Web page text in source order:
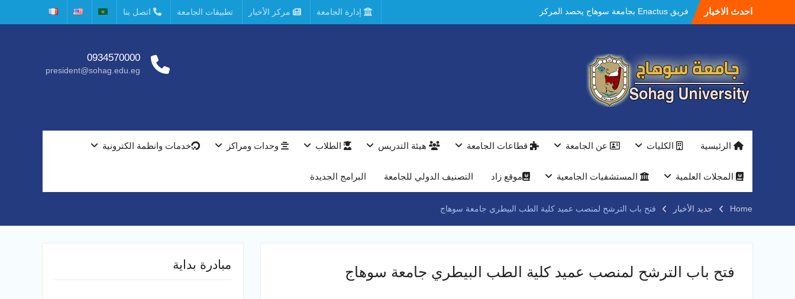
احدث الاخبار
مستشفيات سوهاج الجامعية تحقق إنجازًا طبيًا
جديدًا و تنجح في علاج 3 حالات أكالازيا بتقنية
التهنئة عقب توليه مهام منصبه ويشيد بجهود
رجال الشرطه
بجهاز ذكي لتوفير المياه ..جامعة سوهاج تشارك
بمعرض الاكاديمية العسكريه علي هامش
والخدمية بجامعة سوهاج الجديدة
فى أولى أيام المرحلة الأولى للتنسيق
الاول في الابتكار وتمكين المراة والمركز الثاني
إدارة الجامعة مركز الأخبار تطبيقات الجامعة اتصل بنا
0934570000
president@sohag.edu.eg
الرئيسية الكليات عن الجامعة قطاعات الجامعة هيئة التدريس الطلاب وحدات ومراكز خدمات وانظمة الكترونية
المجلات العلمية المستشفيات الجامعية موقع زاد التصنيف الدولي للجامعة البرامج الجديدة
Home جديد الأخبار فتح باب الترشح لمنصب عميد كلية الطب البيطري جامعة سوهاج
فتح باب الترشح لمنصب عميد كلية الطب البيطري جامعة سوهاج مبادرة بداية